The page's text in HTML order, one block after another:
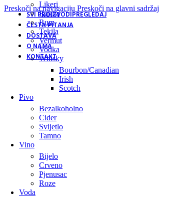
Preskoči na navigaciju Preskoči na glavni sadržaj
SVI PROIZVODIPREGLEDAJ
ČESTA PITANJA
DOSTAVA
O NAMA
KONTAKT
Likeri
Rakija
Rum
Tekila
Vermut
Vodka
Whisky
Bourbon/Canadian
Irish
Scotch
Pivo
Bezalkoholno
Cider
Svijetlo
Tamno
Vino
Bijelo
Crveno
Pjenusac
Roze
Voda